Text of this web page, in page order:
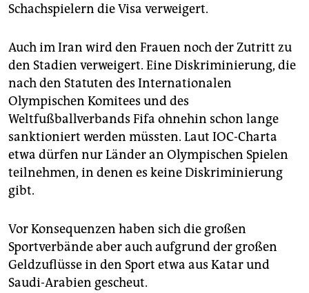
Schachspielern die Visa verweigert.
Auch im Iran wird den Frauen noch der Zutritt zu
den Stadien verweigert. Eine Diskriminierung, die
nach den Statuten des Internationalen
Olympischen Komitees und des
Weltfußballverbands Fifa ohnehin schon lange
sanktioniert werden müssten. Laut IOC-Charta
etwa dürfen nur Länder an Olympischen Spielen
teilnehmen, in denen es keine Diskriminierung
gibt.
Vor Konsequenzen haben sich die großen
Sportverbände aber auch aufgrund der großen
Geldzuflüsse in den Sport etwa aus Katar und
Saudi-Arabien gescheut.